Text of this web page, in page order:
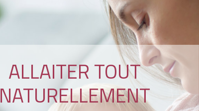
ALLAITER TOUT
NATURELLEMENT